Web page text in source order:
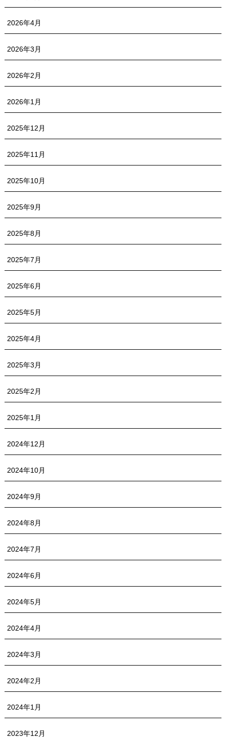
2026年4月
2026年3月
2026年2月
2026年1月
2025年12月
2025年11月
2025年10月
2025年9月
2025年8月
2025年7月
2025年6月
2025年5月
2025年4月
2025年3月
2025年2月
2025年1月
2024年12月
2024年10月
2024年9月
2024年8月
2024年7月
2024年6月
2024年5月
2024年4月
2024年3月
2024年2月
2024年1月
2023年12月